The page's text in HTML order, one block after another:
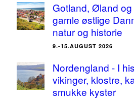
Gotland, Øland
gamle østlige
natur og historie
9.-15.AUGUST 2026
Nordengland - I
vikinger, klostre,
smukke kyster